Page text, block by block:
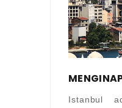
Istanbul